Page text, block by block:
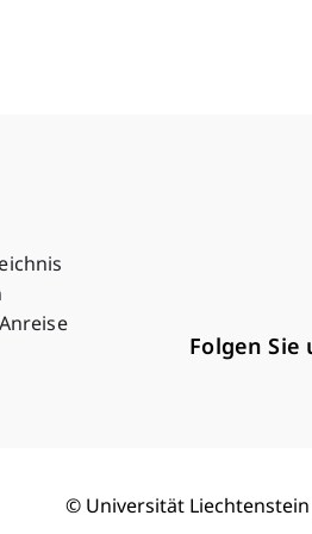
Subdomain-
Folgen Sie
© Universität Liechtenstein